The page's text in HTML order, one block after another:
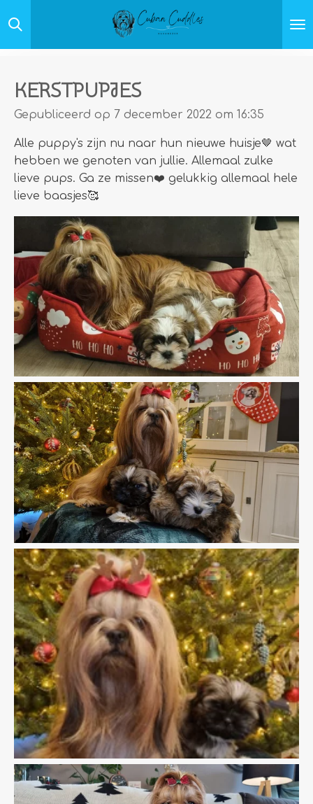
Ga
direct
naar
hoofdinhoud
KERSTPUPJES
Gepubliceerd op 7 december 2022 om 16:35
Alle puppy's zijn nu naar hun nieuwe huisje🤎 wat
hebben we genoten van jullie. Allemaal zulke
lieve pups. Ga ze missen❤️ gelukkig allemaal hele
lieve baasjes🥰